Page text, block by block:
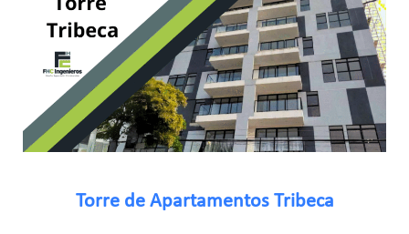
Torre de Apartamentos Tribeca